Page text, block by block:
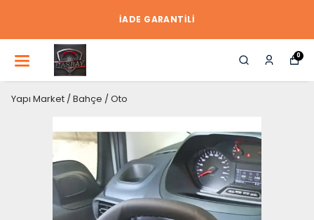
İADE GARANTİLİ
0
Yapı Market / Bahçe / Oto